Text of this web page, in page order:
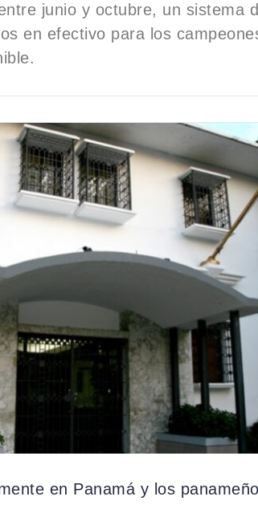
junio y octubre, un sistema
en efectivo para los
en Panamá y los